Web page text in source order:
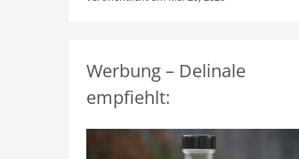
Werbung – Delinale
empfiehlt: